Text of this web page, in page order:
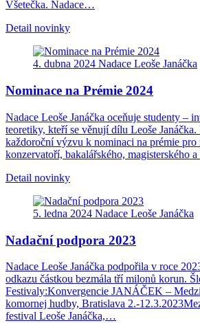
Všetečka. Nadace…
Detail novinky
4. dubna 2024 Nadace Leoše Janáčka
Nominace na Prémie 2024
Nadace Leoše Janáčka oceňuje studenty –
teoretiky, kteří se věnují dílu Leoše
každoroční výzvu k nominaci na prémie pro
konzervatoří, bakalářského, magisterského
Detail novinky
5. ledna 2024 Nadace Leoše Janáčka
Nadační podpora 2023
Nadace Leoše Janáčka podpořila v roce
odkazu částkou bezmála tří milonů korun.
Festivaly:Konvergencie JANÁČEK –
komornej hudby, Bratislava 2.-
festival Leoše Janáčka,…